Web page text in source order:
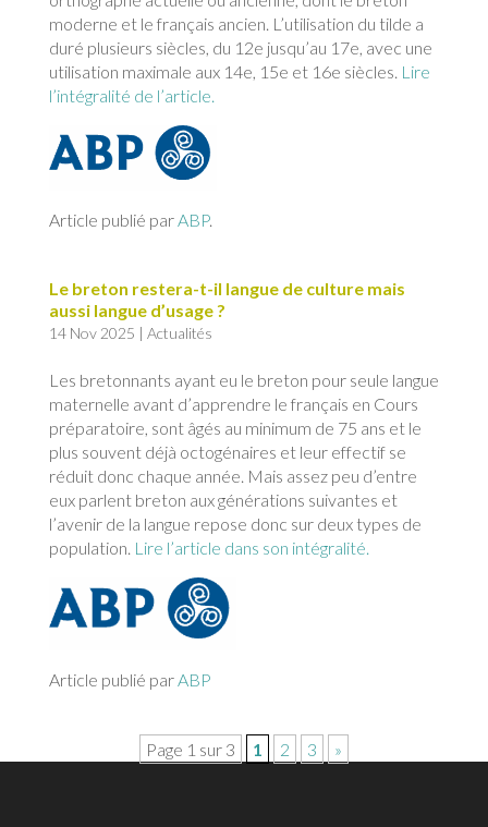
moderne et le français ancien. L’utilisation du tilde a
duré plusieurs siècles, du 12e jusqu’au 17e, avec une
utilisation maximale aux 14e, 15e et 16e siècles. Lire
l’intégralité de l’article.
Article publié parABP.
Le breton restera-t-il langue de culture mais
aussi langue d’usage ?
14 Nov 2025 | Actualités
Les bretonnants ayant eu le breton pour seule langue
maternelle avant d’apprendre le français en Cours
préparatoire, sont âgés au minimum de 75 ans et le
plus souvent déjà octogénaires et leur effectif se
réduit donc chaque année. Mais assez peu d’entre
eux parlent breton aux générations suivantes et
l’avenir de la langue repose donc sur deux types de
population. Lire l’article dans son intégralité.
Article publié parABP
Page 1 sur 3 1 2 3 »